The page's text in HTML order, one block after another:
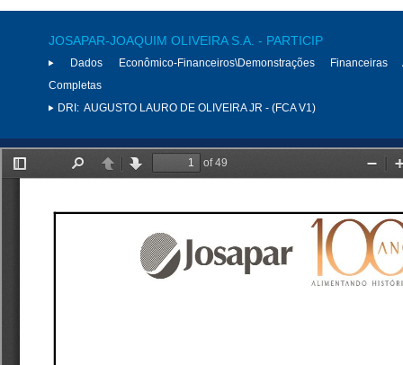
JOSAPAR-JOAQUIM OLIVEIRA S.A. - PARTICIP
Dados Econômico-Financeiros\Demonstrações Financeiras
Completas
DRI: AUGUSTO LAURO DE OLIVEIRA JR - (FCA V1)